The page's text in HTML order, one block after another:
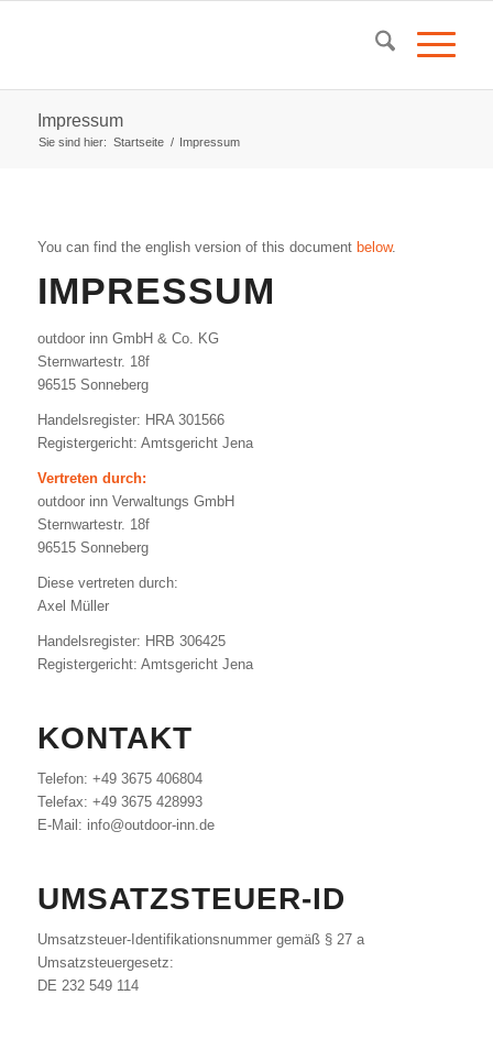
Impressum
Sie sind hier: Startseite / Impressum
You can find the english version of this document below.
IMPRESSUM
outdoor inn GmbH & Co. KG
Sternwartestr. 18f
96515 Sonneberg
Handelsregister: HRA 301566
Registergericht: Amtsgericht Jena
Vertreten durch:
outdoor inn Verwaltungs GmbH
Sternwartestr. 18f
96515 Sonneberg
Diese vertreten durch:
Axel Müller
Handelsregister: HRB 306425
Registergericht: Amtsgericht Jena
KONTAKT
Telefon: +49 3675 406804
Telefax: +49 3675 428993
E-Mail: info@outdoor-inn.de
UMSATZSTEUER-ID
Umsatzsteuer-Identifikationsnummer gemäß § 27 a
Umsatzsteuergesetz:
DE 232 549 114